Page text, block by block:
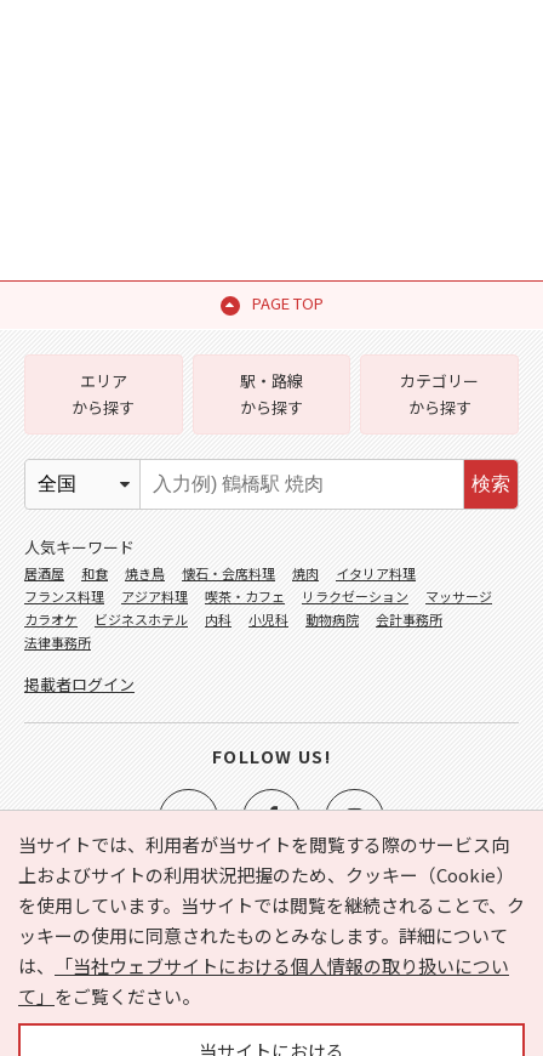
PAGE TOP
当サイトでは、利用者が当サイトを閲覧する際のサービス向
上およびサイトの利用状況把握のため、クッキー（Cookie）
を使用しています。当サイトでは閲覧を継続されることで、ク
ッキーの使用に同意されたものとみなします。詳細について
は、
「当社ウェブサイトにおける個人情報の取り扱いについ
て」 をご覧ください。
当サイトにおける
e-NAVITA（イーナビタ）とは？ お気に入り
ヘルプ
利用規約
個人情報の取り扱いについて
運営会社
サイトマップ
広告掲載に関するお問い合わせ
エリア
から探す
駅・路線
から探す
カテゴリー
から探す
検索
人気キーワード
居酒屋 和食 焼き鳥 懐石・会席料理 焼肉
イタリア料理
フランス料理
アジア料理 喫茶・カフェ リラクゼーション
マッサージ
カラオケ
ビジネスホテル 内科 小児科 動物病院
会計事務所
法律事務所
掲載者ログイン
FOLLOW US!